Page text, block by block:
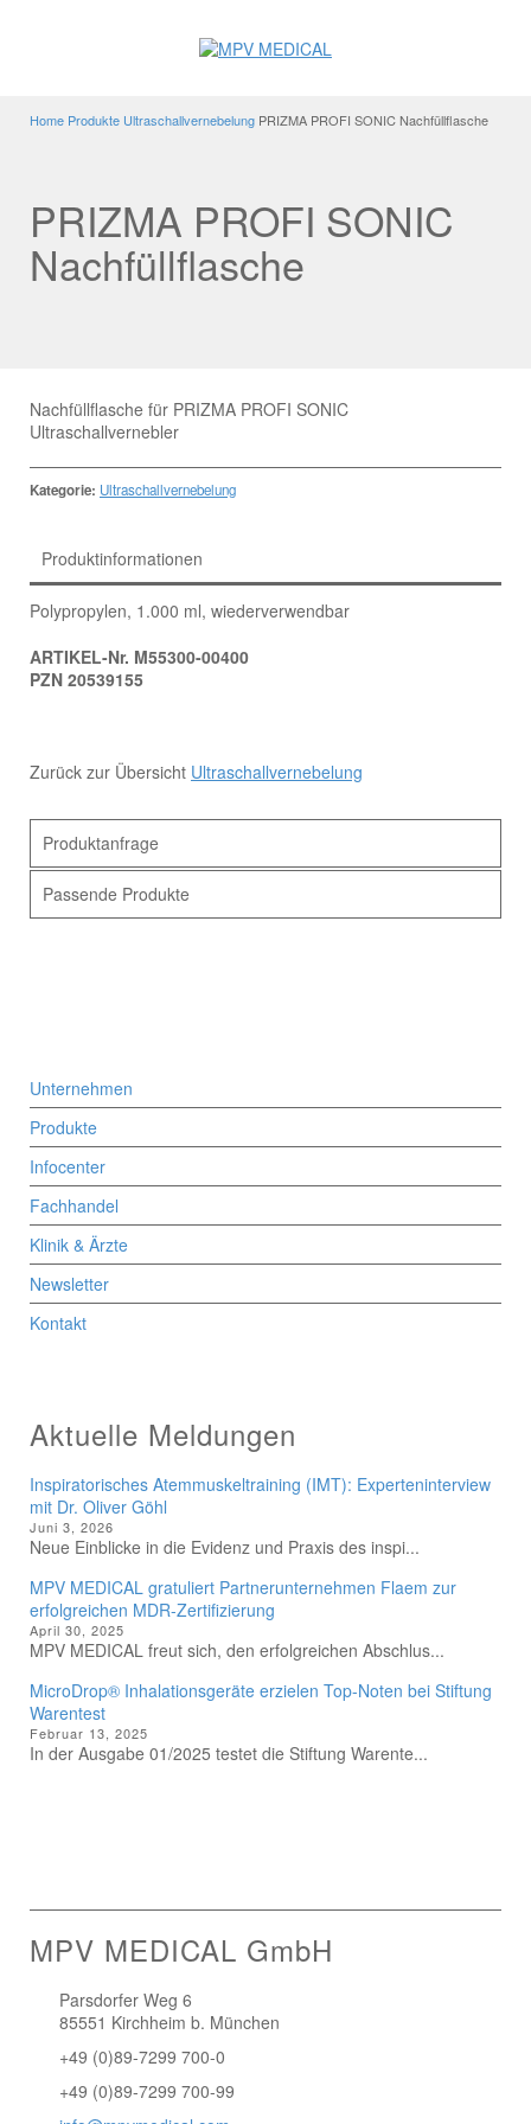
Home Produkte Ultraschallvernebelung PRIZMA PROFI SONIC Nachfüllflasche
PRIZMA PROFI SONIC
Nachfüllflasche
Nachfüllflasche für PRIZMA PROFI SONIC
Ultraschallvernebler
Kategorie: Ultraschallvernebelung
Produktinformationen
Polypropylen, 1.000 ml, wiederverwendbar
ARTIKEL-Nr. M55300-00400
PZN 20539155
Zurück zur Übersicht Ultraschallvernebelung
Produktanfrage
Passende Produkte
Unternehmen
Produkte
Infocenter
Fachhandel
Klinik & Ärzte
Newsletter
Kontakt
Aktuelle Meldungen
Inspiratorisches Atemmuskeltraining (IMT): Experteninterview
mit Dr. Oliver Göhl
Juni 3, 2026
Neue Einblicke in die Evidenz und Praxis des inspi...
MPV MEDICAL gratuliert Partnerunternehmen Flaem zur
erfolgreichen MDR-Zertifizierung
April 30, 2025
MPV MEDICAL freut sich, den erfolgreichen Abschlus...
MicroDrop® Inhalationsgeräte erzielen Top-Noten bei Stiftung
Warentest
Februar 13, 2025
In der Ausgabe 01/2025 testet die Stiftung Warente...
MPV MEDICAL GmbH
Parsdorfer Weg 6
85551 Kirchheim b. München
+49 (0)89-7299 700-0
+49 (0)89-7299 700-99